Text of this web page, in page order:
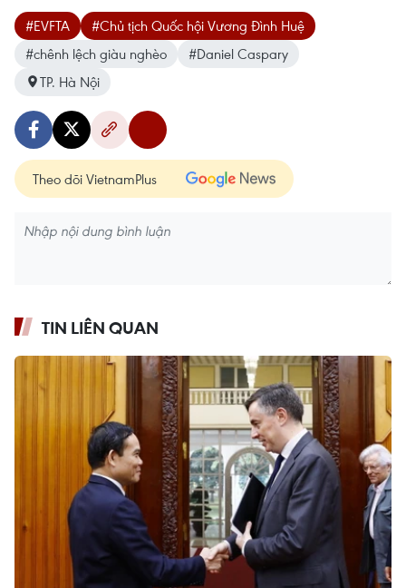
#EVFTA
#Chủ tịch Quốc hội Vương Đình Huệ
#chênh lệch giàu nghèo
#Daniel Caspary
TP. Hà Nội
Theo dõi VietnamPlus
TIN LIÊN QUAN